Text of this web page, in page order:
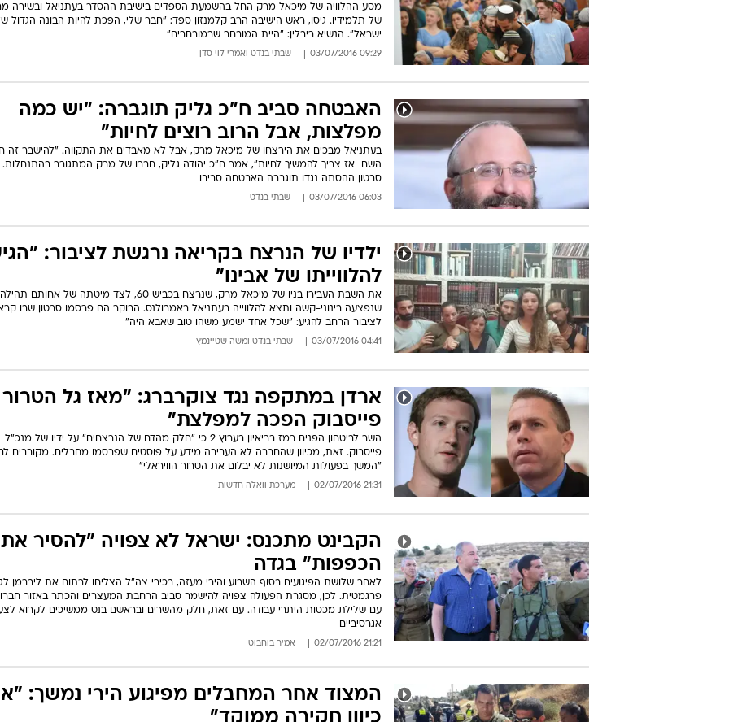
מסע ההלוויה של מיכאל מרק החל בהשמעת הספדים בישיבת ההסדר בעתניאל ובשירה
של תלמידיו. גיסו, ראש הישיבה הרב קלמנזון ספד: "חבר שלי, הפכת להיות הבונה הגדול
ישראל". הנשיא ריבלין: "היית המובחר שבמובחרים"
09:29 03/07/2016 שבתי בנדט אמרי לוי סדן
האבטחה סביב ח"כ גליק תוגברה: "יש כמה
מפלצות, אבל הרוב רוצים לחיות"
בעתניאל מבכים את הירצחו של מיכאל מרק, אבל לא מאבדים את התקווה. "להישבר זה
השם  אז צריך להמשיך לחיות", אמר ח"כ יהודה גליק, חברו של מרק המתגורר
סרטון ההסתה נגדו תוגברה האבטחה סביבו
06:03 03/07/2016 שבתי בנדט
ילדיו של הנרצח בקריאה נרגשת לציבור:
להלווייתו של אבינו"
את השבת העבירו בניו של מיכאל מרק, שנרצח בכביש 60, לצד מיטתה של אחותם
שנפצעה בינוני-קשה ותצא להלווייה בעתניאל באמבולנס. הבוקר הם פרסמו סרטון שבו
לציבור הרחב להגיע: "שכל אחד ישמע משהו טוב שאבא היה"
04:41 03/07/2016 שבתי בנדט משה שטיינמץ
ארדן במתקפה נגד צוקרברג: "מאז גל הטרור
פייסבוק הפכה למפלצת"
השר לביטחון הפנים רמז בריאיון בערוץ 2 כי "חלק מהדם של הנרצחים" על ידיו של מנכ"ל
פייסבוק. זאת, מכיוון שהחברה לא העבירה מידע על פוסטים שפרסמו מחבלים. מקורבים
"המשך בפעולות המיושנות לא יבלום את הטרור הוויראלי"
21:31 02/07/2016 מערכת וואלה חדשות
הקבינט מתכנס: ישראל לא צפויה "להסיר את
הכפפות" בגדה
לאחר שלושת הפיגועים בסוף השבוע והירי מעזה, בכירי צה"ל הצליחו לרתום את ליברמן
פרגמטית. לכן, מסגרת הפעולה צפויה להישמר סביב הרחבת המעצרים והכתר באזור
עם שלילת מכסות היתרי עבודה. עם זאת, חלק מהשרים ובראשם בנט ממשיכים לקרוא
אגרסיביים
21:21 02/07/2016 אמיר בוחבוט
המצוד אחר המחבלים מפיגוע הירי נמשך:
כיוון חקירה ממוקד"